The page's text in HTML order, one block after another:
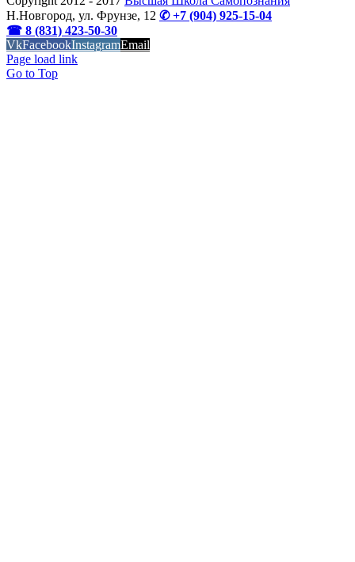
Н.Новгород, ул. Фрунзе, 12 ✆ +7 (904) 925-15-04
☎ 8 (831) 423-50-30
VkFacebookInstagramEmail
Page load link
Go to Top